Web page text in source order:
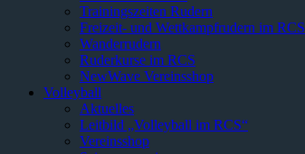
Trainingszeiten Rudern
Freizeit- und Wettkampfrudern im RCS
Wanderrudern
Ruderkurse im RCS
NewWave Vereinsshop
Volleyball
Aktuelles
Leitbild „Volleyball im RCS“
Vereinsshop